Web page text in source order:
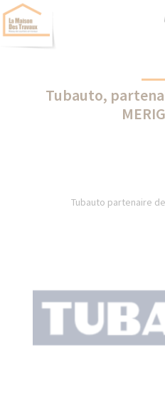
Tubauto,
Tubauto partenaire